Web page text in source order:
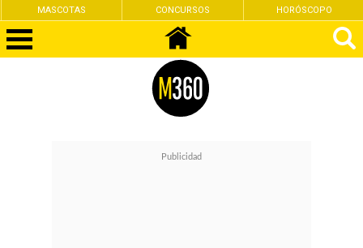
MASCOTAS CONCURSOS HORÓSCOPO